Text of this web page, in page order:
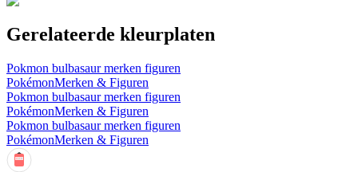
Gerelateerde kleurplaten
Pokmon bulbasaur merken figuren
PokémonMerken & Figuren
Pokmon bulbasaur merken figuren
PokémonMerken & Figuren
Pokmon bulbasaur merken figuren
PokémonMerken & Figuren